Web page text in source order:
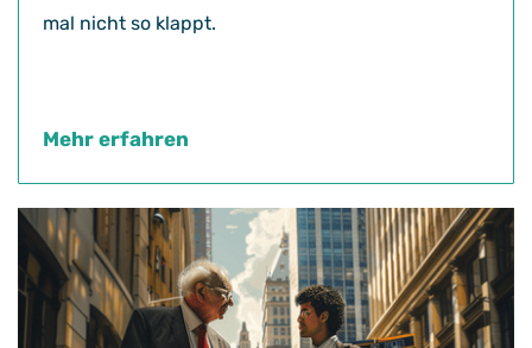
mal nicht so klappt.
Mehr erfahren